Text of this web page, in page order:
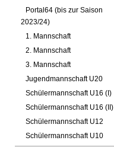
Portal64 (bis zur Saison
2023/24)
1. Mannschaft
2. Mannschaft
3. Mannschaft
Jugendmannschaft U20
Schülermannschaft U16 (I)
Schülermannschaft U16 (II)
Schülermannschaft U12
Schülermannschaft U10